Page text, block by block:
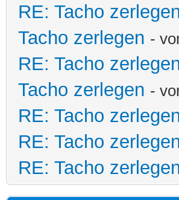
RE: Tacho
Tacho zerlegen -
RE: Tacho
Tacho zerlegen -
RE: Tacho
RE: Tacho
RE: Tacho